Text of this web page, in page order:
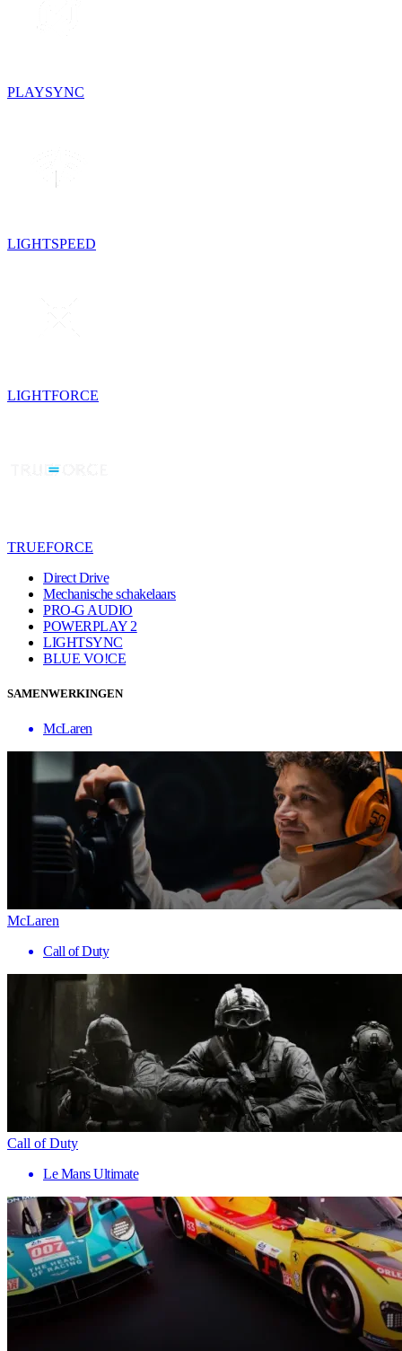
PLAYSYNC
LIGHTSPEED
LIGHTFORCE
TRUEFORCE
Direct Drive
Mechanische schakelaars
PRO-G AUDIO
POWERPLAY 2
LIGHTSYNC
BLUE VO!CE
SAMENWERKINGEN
McLaren
McLaren
Call of Duty
Call of Duty
Le Mans Ultimate